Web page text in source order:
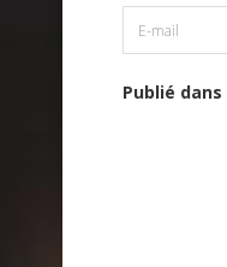
Publié dans